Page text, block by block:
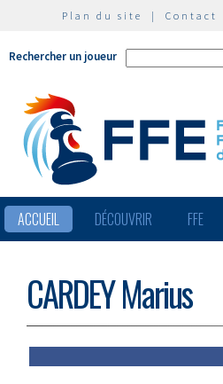
Plan du site | Contact
Rechercher un joueur
ACCUEIL DÉCOUVRIR FFE
CARDEY Marius